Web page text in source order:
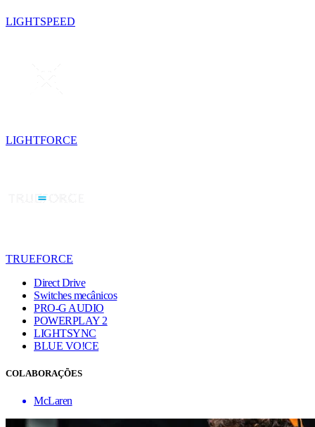
LIGHTSPEED
LIGHTFORCE
TRUEFORCE
Direct Drive
Switches mecânicos
PRO-G AUDIO
POWERPLAY 2
LIGHTSYNC
BLUE VO!CE
COLABORAÇÕES
McLaren